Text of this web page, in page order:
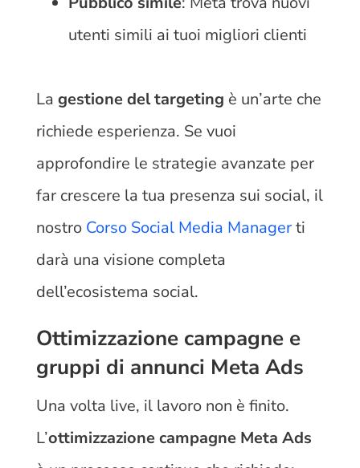
utenti simili ai tuoi migliori clienti
La gestione del targeting è un’arte che
richiede esperienza. Se vuoi
approfondire le strategie avanzate per
far crescere la tua presenza sui social, il
nostroCorso Social Media Managerti
darà una visione completa
dell’ecosistema social.
Ottimizzazione campagne e
gruppi di annunci Meta Ads
Una volta live, il lavoro non è finito.
L’ottimizzazione campagne Meta Ads